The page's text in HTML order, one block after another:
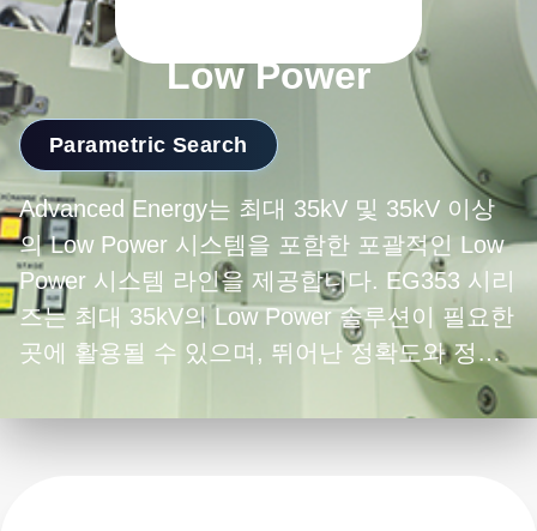
Low Power
Parametric Search
Advanced Energy는 최대 35kV 및 35kV 이상
의 Low Power 시스템을 포함한 포괄적인 Low
Power 시스템 라인을 제공합니다. EG353 시리
즈는 최대 35kV의 Low Power 솔루션이 필요한
곳에 활용될 수 있으며, 뛰어난 정확도와 정밀
도를 제공하는 훌륭한 옵션입니다. EG353 시
리즈는 의료, 산업 및 과학 연구를 포함한 광범